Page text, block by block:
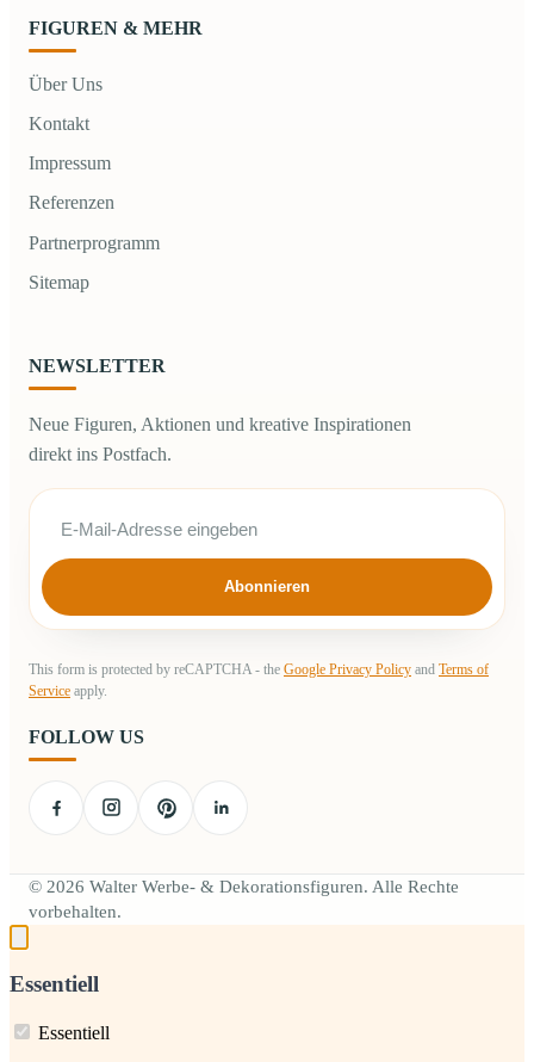
FIGUREN & MEHR
Über Uns
Kontakt
Impressum
Referenzen
Partnerprogramm
Sitemap
NEWSLETTER
Neue Figuren, Aktionen und kreative Inspirationen
direkt ins Postfach.
Abonnieren
This form is protected by reCAPTCHA - the Google Privacy Policy and Terms of
Service apply.
FOLLOW US
© 2026 Walter Werbe- & Dekorationsfiguren. Alle Rechte
vorbehalten.
Essentiell
Essentiell